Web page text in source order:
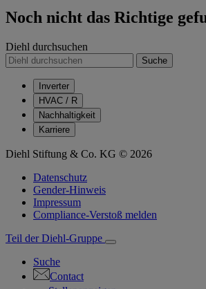
Noch nicht das Richtige
Diehl durchsuchen
Suche
Inverter
HVAC / R
Nachhaltigkeit
Karriere
Diehl Stiftung & Co. KG © 2026
Datenschutz
Gender-Hinweis
Impressum
Compliance-Verstoß melden
Teil der Diehl-Gruppe
Suche
Contact